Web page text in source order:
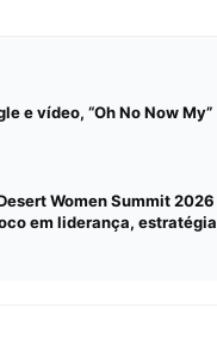
e vídeo, “Oh No Now My”
Women Summit 2026
em liderança, estratégia